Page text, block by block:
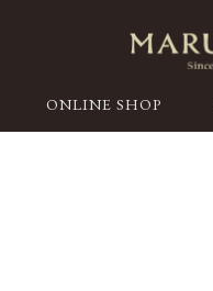
ONLINE SHOP